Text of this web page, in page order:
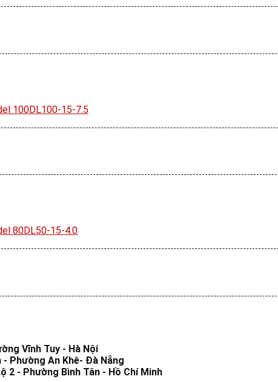
100DL100-15-7.5
80DL50-15-4.0
Vĩnh Tuy - Hà Nội
- Phường An Khê- Đà Nẵng
2 - Phường Bình Tân - Hồ Chí Minh